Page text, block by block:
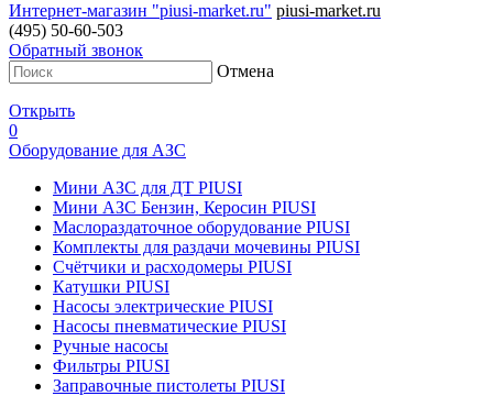
Интернет-магазин "piusi-market.ru" piusi-market.ru
(495) 50-60-503
Обратный звонок
Отмена
Открыть
0
Оборудование для АЗС
Мини АЗС для ДТ PIUSI
Мини АЗС Бензин, Керосин PIUSI
Маслораздаточное оборудование PIUSI
Комплекты для раздачи мочевины PIUSI
Счётчики и расходомеры PIUSI
Катушки PIUSI
Насосы электрические PIUSI
Насосы пневматические PIUSI
Ручные насосы
Фильтры PIUSI
Заправочные пистолеты PIUSI